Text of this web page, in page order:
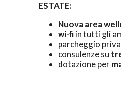
ESTATE:
Nuova area
wi-fiin tutti gli
parcheggio
consulenze su
dotazione per